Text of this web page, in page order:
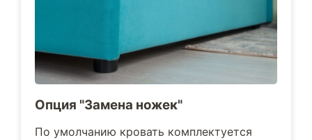
Опция "Замена ножек"
По умолчанию кровать комплектуется